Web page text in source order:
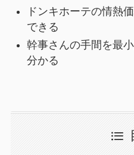
ドンキホーテの情熱
できる
幹事さんの手間を最
分かる